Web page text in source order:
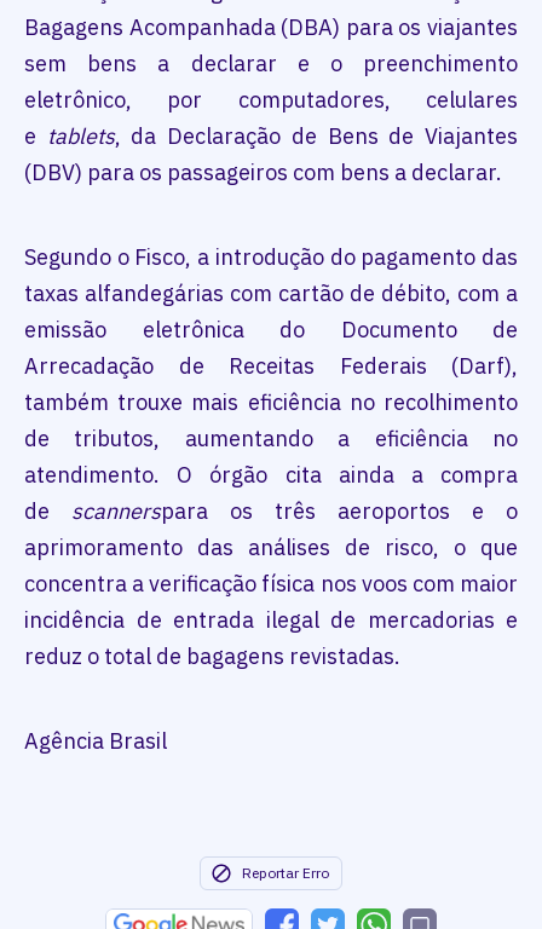
Bagagens Acompanhada (DBA) para os viajantes
sem bens a declarar e o preenchimento
eletrônico, por computadores, celulares
e tablets, da Declaração de Bens de Viajantes
(DBV) para os passageiros com bens a declarar.
Segundo o Fisco, a introdução do pagamento das
taxas alfandegárias com cartão de débito, com a
emissão eletrônica do Documento de
Arrecadação de Receitas Federais (Darf),
também trouxe mais eficiência no recolhimento
de tributos, aumentando a eficiência no
atendimento. O órgão cita ainda a compra
de scannerspara os três aeroportos e o
aprimoramento das análises de risco, o que
concentra a verificação física nos voos com maior
incidência de entrada ilegal de mercadorias e
reduz o total de bagagens revistadas.
Agência Brasil
Reportar Erro